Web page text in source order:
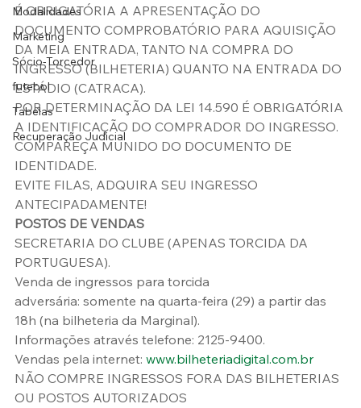
Modalidades
Marketing
Sócio-Torcedor
futebol
Tabelas
Recuperação Judicial
É OBRIGATÓRIA A APRESENTAÇÃO DO
DOCUMENTO COMPROBATÓRIO PARA AQUISIÇÃO
DA MEIA ENTRADA, TANTO NA COMPRA DO
INGRESSO (BILHETERIA) QUANTO NA ENTRADA DO
ESTÁDIO (CATRACA).
POR DETERMINAÇÃO DA LEI 14.590 É OBRIGATÓRIA
A IDENTIFICAÇÃO DO COMPRADOR DO INGRESSO.
COMPAREÇA MUNIDO DO DOCUMENTO DE
IDENTIDADE.
EVITE FILAS, ADQUIRA SEU INGRESSO
ANTECIPADAMENTE!
POSTOS DE VENDAS
SECRETARIA DO CLUBE (APENAS TORCIDA DA
PORTUGUESA).
Venda de ingressos para torcida
adversária: somente na quarta-feira (29) a partir das
18h (na bilheteria da Marginal).
Informações através telefone: 2125-9400.
Vendas pela internet: www.bilheteriadigital.com.br
NÃO COMPRE INGRESSOS FORA DAS BILHETERIAS
OU POSTOS AUTORIZADOS